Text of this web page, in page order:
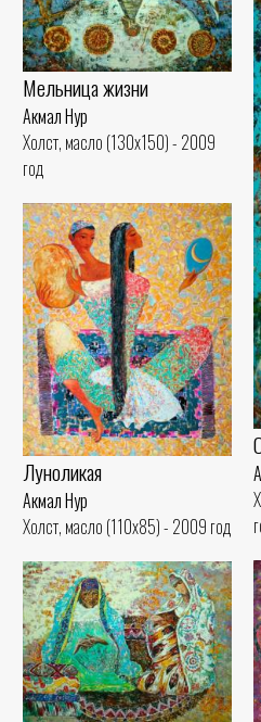
Мельница жизни
Акмал Нур
Холст, масло (130x150) - 2009
год
Луноликая
Акмал Нур
Холст, масло (110x85) - 2009 год